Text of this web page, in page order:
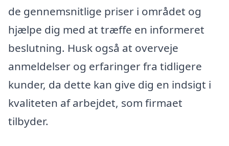
de gennemsnitlige priser i området og
hjælpe dig med at træffe en informeret
beslutning. Husk også at overveje
anmeldelser og erfaringer fra tidligere
kunder, da dette kan give dig en indsigt i
kvaliteten af arbejdet, som firmaet
tilbyder.